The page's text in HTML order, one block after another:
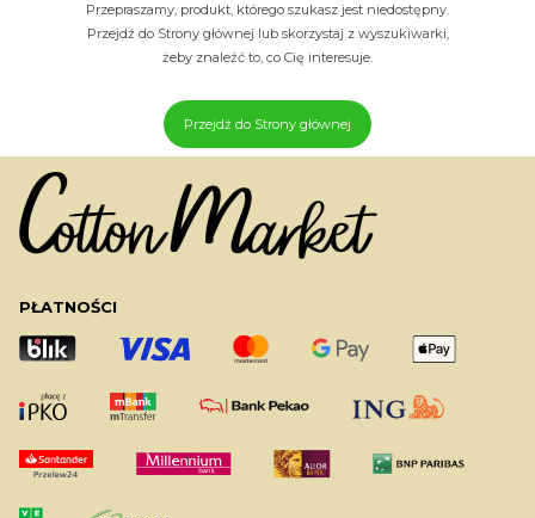
Przepraszamy, produkt, którego szukasz jest niedostępny.
Przejdź do Strony głównej lub skorzystaj z wyszukiwarki,
żeby znaleźć to, co Cię interesuje.
Przejdź do Strony głównej
PŁATNOŚCI